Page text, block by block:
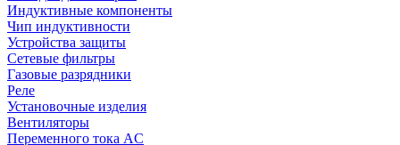
Индуктивные компоненты
Чип индуктивности
Устройства защиты
Сетевые фильтры
Газовые разрядники
Реле
Установочные изделия
Вентиляторы
Переменного тока AC